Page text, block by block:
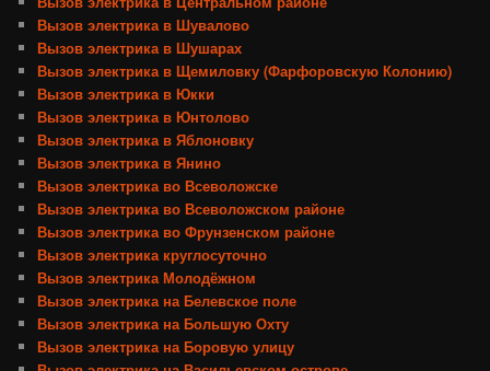
Вызов электрика в Шувалово
Вызов электрика в Шушарах
Вызов электрика в Щемиловку (Фарфоровскую Колонию)
Вызов электрика в Юкки
Вызов электрика в Юнтолово
Вызов электрика в Яблоновку
Вызов электрика в Янино
Вызов электрика во Всеволожске
Вызов электрика во Всеволожском районе
Вызов электрика во Фрунзенском районе
Вызов электрика круглосуточно
Вызов электрика Молодёжном
Вызов электрика на Белевское поле
Вызов электрика на Большую Охту
Вызов электрика на Боровую улицу